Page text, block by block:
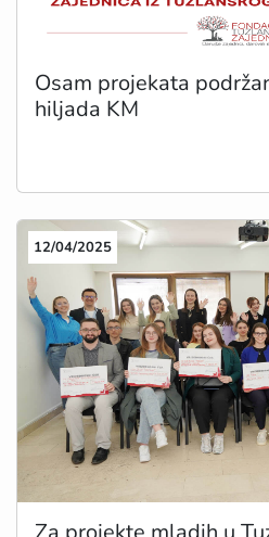
Osam projekata
hiljada KM
12/04/2025